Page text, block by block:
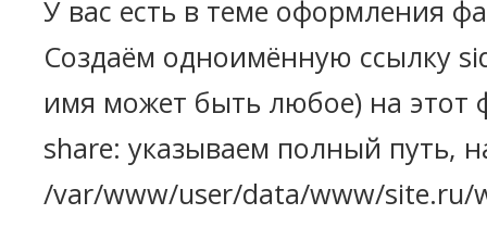
У вас есть в теме оформления
Создаём одноимённую ссылку
имя может быть любое) на этот
share: указываем полный путь,
/var/www/user/data/www/site.ru/